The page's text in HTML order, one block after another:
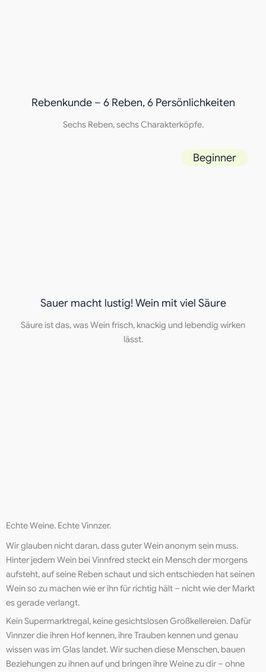
Rebenkunde – 6 Reben, 6 Persönlichkeiten
Sechs Reben, sechs Charakterköpfe.
Beginner
Sauer macht lustig! Wein mit viel Säure
Säure ist das, was Wein frisch, knackig und lebendig wirken
lässt.
Echte Weine. Echte Vinnzer.
Wir glauben nicht daran, dass guter Wein anonym sein muss.
Hinter jedem Wein bei Vinnfred steckt ein Mensch der morgens
aufsteht, auf seine Reben schaut und sich entschieden hat seinen
Wein so zu machen wie er ihn für richtig hält – nicht wie der Markt
es gerade verlangt.
Kein Supermarktregal, keine gesichtslosen Großkellereien. Dafür
Vinnzer die ihren Hof kennen, ihre Trauben kennen und genau
wissen was im Glas landet. Wir suchen diese Menschen, bauen
Beziehungen zu ihnen auf und bringen ihre Weine zu dir – ohne